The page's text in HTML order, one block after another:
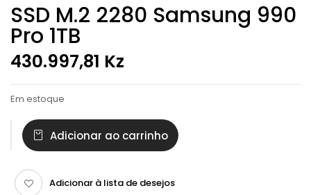
SSD M.2 2280 Samsung 990
Pro 1TB
430.997,81 Kz
Em estoque
Adicionar ao carrinho
Adicionar à lista de desejos